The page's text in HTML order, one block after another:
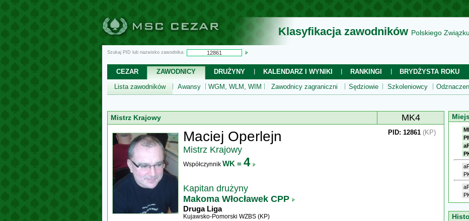
Klasyfikacja zawodników Polskiego
Szukaj PID lub nazwisko zawodnika:
CEZAR ZAWODNICY DRUŻYNY KALENDARZ I WYNIKI RANKINGI
BRYDŻYSTA ROKU
Lista zawodników
Awansy WGM, WLM, WIM Zawodnicy zagraniczni Sędziowie Szkoleniowcy
Mistrz Krajowy MK4
Maciej Operlejn
Mistrz Krajowy
Współczynnik WK = 4
Kapitan drużyny
Makoma Włocławek CPP
Druga Liga
Kujawsko-Pomorski WZBS (KP)
PID: 12861 (KP)